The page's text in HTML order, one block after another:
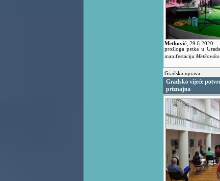
Metković ,29.6.2020. -
prošloga petka u
manifestaciju
Gradska uprava
Gradsko vijeće
priznajna